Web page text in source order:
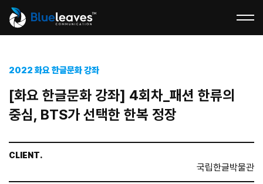
2022 화요 한글문화 강좌
[화요 한글문화 강좌] 4회차_패션 한류의
중심, BTS가 선택한 한복 정장
CLIENT.
국립한글박물관